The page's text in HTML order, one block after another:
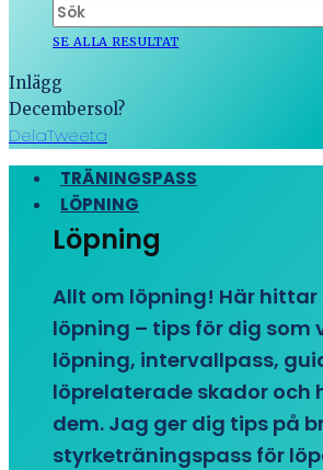
SE ALLA RESULTAT
Inlägg
Decembersol?
DelaTweeta
TRÄNINGSPASS
LÖPNING
Löpning
Allt om löpning! Här
löpning – tips för dig som
löpning, intervallpass,
löprelaterade skador och
dem. Jag ger dig tips på
styrketräningspass för